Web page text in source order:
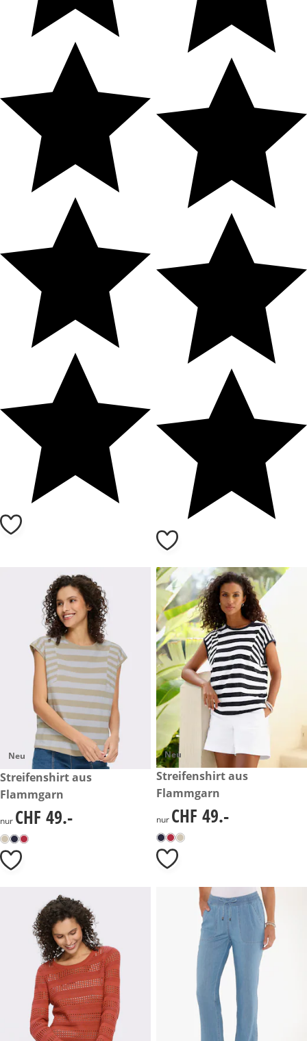
Neu
CHF 49.-
Streifenshirt aus
Flammgarn
CHF 49.-
nur CHF 49.-
Neu
CHF 49.-
Streifenshirt aus
Flammgarn
CHF 49.-
nur CHF 49.-